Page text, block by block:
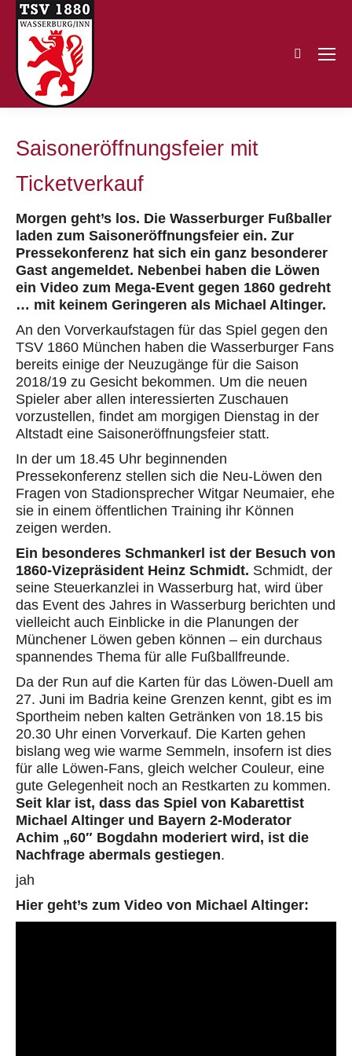
Search:
Saisoneröffnungsfeier mit
Ticketverkauf
Morgen geht’s los. Die Wasserburger Fußballer
laden zum Saisoneröffnungsfeier ein. Zur
Pressekonferenz hat sich ein ganz besonderer
Gast angemeldet. Nebenbei haben die Löwen
ein Video zum Mega-Event gegen 1860 gedreht
… mit keinem Geringeren als Michael Altinger.
An den Vorverkaufstagen für das Spiel gegen den
TSV 1860 München haben die Wasserburger Fans
bereits einige der Neuzugänge für die Saison
2018/19 zu Gesicht bekommen. Um die neuen
Spieler aber allen interessierten Zuschauen
vorzustellen, findet am morgigen Dienstag in der
Altstadt eine Saisoneröffnungsfeier statt.
In der um 18.45 Uhr beginnenden
Pressekonferenz stellen sich die Neu-Löwen den
Fragen von Stadionsprecher Witgar Neumaier, ehe
sie in einem öffentlichen Training ihr Können
zeigen werden.
Ein besonderes Schmankerl ist der Besuch von
1860-Vizepräsident Heinz Schmidt. Schmidt, der
seine Steuerkanzlei in Wasserburg hat, wird über
das Event des Jahres in Wasserburg berichten und
vielleicht auch Einblicke in die Planungen der
Münchener Löwen geben können – ein durchaus
spannendes Thema für alle Fußballfreunde.
Da der Run auf die Karten für das Löwen-Duell am
27. Juni im Badria keine Grenzen kennt, gibt es im
Sportheim neben kalten Getränken von 18.15 bis
20.30 Uhr einen Vorverkauf. Die Karten gehen
bislang weg wie warme Semmeln, insofern ist dies
für alle Löwen-Fans, gleich welcher Couleur, eine
gute Gelegenheit noch an Restkarten zu kommen.
Seit klar ist, dass das Spiel von Kabarettist
Michael Altinger und Bayern 2-Moderator
Achim „60″ Bogdahn moderiert wird, ist die
Nachfrage abermals gestiegen.
jah
Hier geht’s zum Video von Michael Altinger: